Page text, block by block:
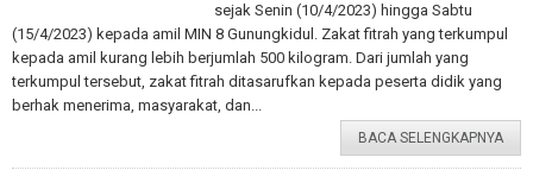
sejak Senin (10/4/2023) hingga Sabtu
(15/4/2023) kepada amil MIN 8 Gunungkidul. Zakat fitrah yang terkumpul
kepada amil kurang lebih berjumlah 500 kilogram. Dari jumlah yang
terkumpul tersebut, zakat fitrah ditasarufkan kepada peserta didik yang
berhak menerima, masyarakat, dan...
BACA SELENGKAPNYA